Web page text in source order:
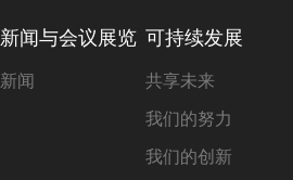
新闻与会议展览
新闻
可持续发展
共享未来
我们的努力
我们的创新